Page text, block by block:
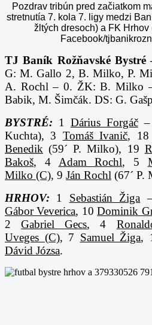
Pozdrav tribún pred začiatkom
stretnutía 7. kola 7. ligy medzi
žltých dresoch) a FK Hrhov
Facebook/
TJ Baník Rožňavské
G: M. Gallo 2, B. Milko, P.
A. Rochl – 0. ŽK: B. Milko
Babik, M. Šimčák. DS: G.
BYSTRÉ: 1 Dárius Forgáč–
Kuchta), 3 Tomáš Ivanič, 18
Benedik (59´ P. Milko), 19
Bakoš, 4 Adam Rochl, 5
Milko (C), 9 Ján Rochl (67´ P.
HRHOV: 1 Sebastián Žiga
Gábor Veverica, 10Dominik
2Gabriel Gecs, 4
Uveges (C), 7 Samuel Žiga,
Dávid Józsa.